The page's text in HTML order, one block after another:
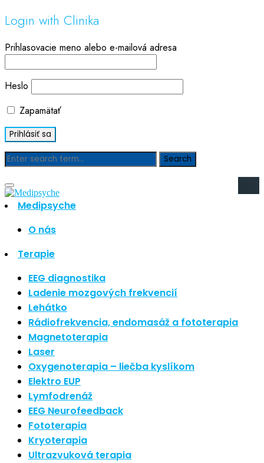
Login with Clinika
Prihlasovacie meno alebo e-mailová adresa
Heslo
Zapamätať
Medipsyche
O nás
Terapie
EEG diagnostika
Ladenie mozgových frekvencií
Lehátko
Rádiofrekvencia, endomasáž a fototerapia
Magnetoterapia
Laser
Oxygenoterapia – liečba kyslíkom
Elektro EUP
Lymfodrenáž
EEG Neurofeedback
Fototerapia
Kryoterapia
Ultrazvuková terapia
Blog
Hľadať
Najnovšie články
Nové polarizované svetlo
So psoriázou netreba žiť
Rozšírenie služieb
Hudba a vývoj mozgu
Najnovšie komentáre
Žiadne komentáre na zobrazenie.
Archív
september 2021
apríl 2021
august 2020